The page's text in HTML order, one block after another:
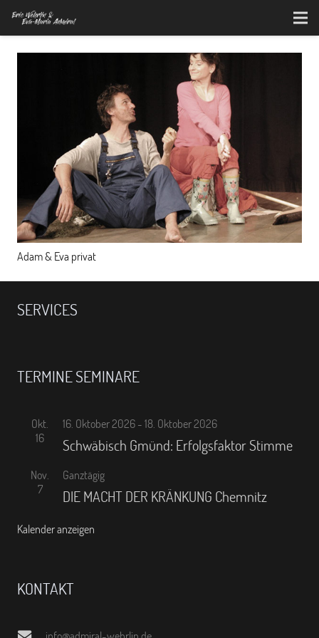
Adam & Eva privat
SERVICES
TERMINE SEMINARE
Okt.
16
16. Oktober 2026 - 18. Oktober 2026
Schwäbisch Gmünd: Erfolgsfaktor Stimme
Nov.
7
Ganztägig
DIE MACHT DER KRÄNKUNG Chemnitz
Kalender anzeigen
KONTAKT